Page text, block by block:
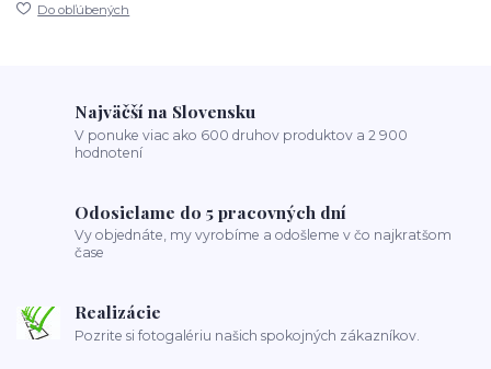
Do obľúbených
Najväčší na Slovensku
V ponuke viac ako 600 druhov produktov a 2 900
hodnotení
Odosielame do 5 pracovných dní
Vy objednáte, my vyrobíme a odošleme v čo najkratšom
čase
Realizácie
Pozrite si fotogalériu našich spokojných zákazníkov.